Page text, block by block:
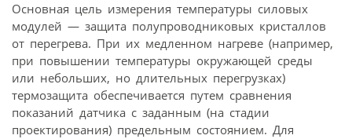
Основная цель измерения температуры силовых
модулей — защита полупроводниковых кристаллов
от перегрева. При их медленном нагреве (например,
при повышении температуры окружающей среды
или небольших, но длительных перегрузках)
термозащита обеспечивается путем сравнения
показаний датчика с заданным (на стадии
проектирования) предельным состоянием. Для